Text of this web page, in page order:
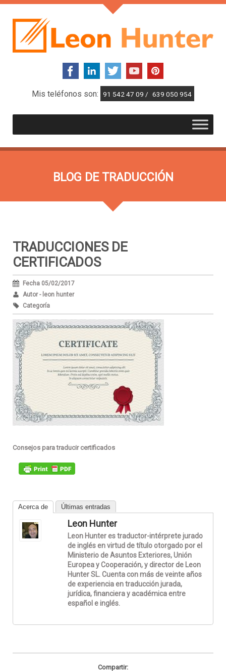
Mis teléfonos son: 91 542 47 09 / 639 050 954
BLOG DE TRADUCCIÓN
TRADUCCIONES DE
CERTIFICADOS
Fecha 05/02/2017
Autor - leon hunter
Categoría
Consejos para traducir certificados
Acerca de Últimas entradas
Leon Hunter
Leon Hunter es traductor-intérprete jurado
de inglés en virtud de título otorgado por el
Ministerio de Asuntos Exteriores, Unión
Europea y Cooperación, y director de Leon
Hunter SL. Cuenta con más de veinte años
de experiencia en traducción jurada,
jurídica, financiera y académica entre
español e inglés.
Compartir: